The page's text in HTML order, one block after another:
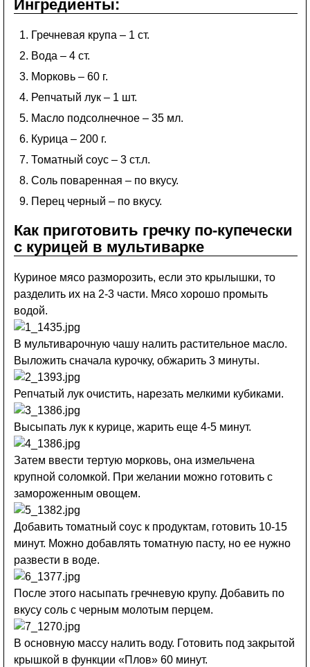
Ингредиенты:
Гречневая крупа – 1 ст.
Вода – 4 ст.
Морковь – 60 г.
Репчатый лук – 1 шт.
Масло подсолнечное – 35 мл.
Курица – 200 г.
Томатный соус – 3 ст.л.
Соль поваренная – по вкусу.
Перец черный – по вкусу.
Как приготовить гречку по-купечески
с курицей в мультиварке
Куриное мясо разморозить, если это крылышки, то
разделить их на 2-3 части. Мясо хорошо промыть
водой.
В мультиварочную чашу налить растительное масло.
Выложить сначала курочку, обжарить 3 минуты.
Репчатый лук очистить, нарезать мелкими кубиками.
Высыпать лук к курице, жарить еще 4-5 минут.
Затем ввести тертую морковь, она измельчена
крупной соломкой. При желании можно готовить с
замороженным овощем.
Добавить томатный соус к продуктам, готовить 10-15
минут. Можно добавлять томатную пасту, но ее нужно
развести в воде.
После этого насыпать гречневую крупу. Добавить по
вкусу соль с черным молотым перцем.
В основную массу налить воду. Готовить под закрытой
крышкой в функции «Плов» 60 минут.